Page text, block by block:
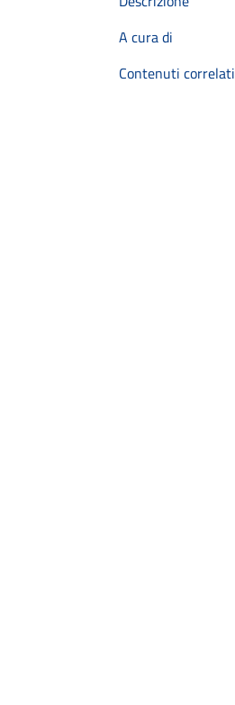
A cura di
Contenuti correlati